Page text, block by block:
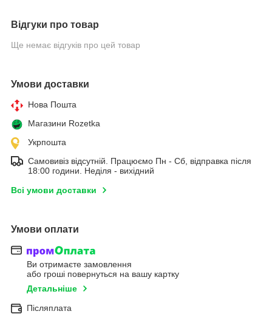
Відгуки про товар
Ще немає відгуків про цей товар
Умови доставки
Нова Пошта
Магазини Rozetka
Укрпошта
Самовивіз відсутній. Працюємо Пн - Сб, відправка після
18:00 години. Неділя - вихідний
Всі умови доставки
Умови оплати
Ви отримаєте замовлення
або гроші повернуться на вашу картку
Детальніше
Післяплата